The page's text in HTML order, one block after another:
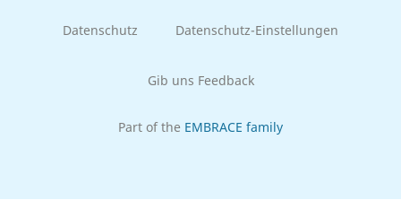
Datenschutz Datenschutz-Einstellungen
Gib uns Feedback
Part of the EMBRACE family